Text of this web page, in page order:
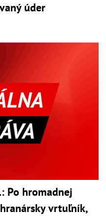
úder
Po hromadnej
vrtuľník,